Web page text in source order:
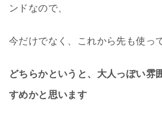
ンドなので、
今だけでなく、これから先も使っ
どちらかというと、大人っぽい雰
すめかと思います